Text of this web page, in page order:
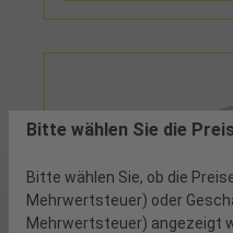
Bitte wählen Sie die
Bitte wählen Sie, ob die
Mehrwertsteuer) oder
Mehrwertsteuer) angezeigt